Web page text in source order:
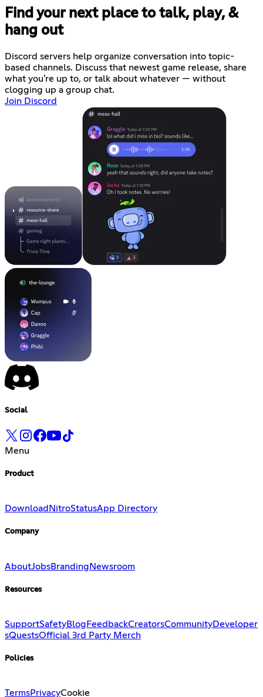
Find your next place to talk, play, &
hang out
Discord servers help organize conversation into topic-
based channels. Discuss that newest game release, share
what you're up to, or talk about whatever — without
clogging up a group chat.
Join Discord
Social
Menu
Product
Download NitroStatusApp Directory
Company
AboutJobsBranding Newsroom
Resources
SupportSafetyBlog FeedbackCreatorsCommunityDeveloper
sQuestsOfficial 3rd Party Merch
Policies
TermsPrivacyCookie